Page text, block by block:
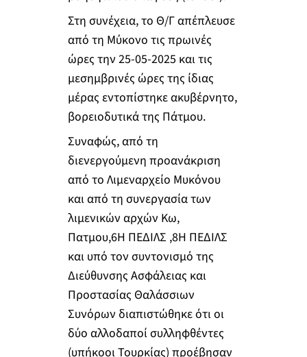
Στη συνέχεια, το Θ/Γ απέπλευσε
από τη Μύκονο τις πρωινές
ώρες την 25-05-2025 και τις
μεσημβρινές ώρες της ίδιας
μέρας εντοπίστηκε ακυβέρνητο,
βορειοδυτικά της Πάτμου.
Συναφώς, από τη
διενεργούμενη προανάκριση
από το Λιμεναρχείο Μυκόνου
και από τη συνεργασία των
λιμενικών αρχών Κω,
Πατμου,6Η ΠΕΔΙΛΣ ,8Η ΠΕΔΙΛΣ
και υπό τον συντονισμό της
Διεύθυνσης Ασφάλειας και
Προστασίας Θαλάσσιων
Συνόρων διαπιστώθηκε ότι οι
δύο αλλοδαποί συλληφθέντες
(υπήκοοι Τουρκίας) προέβησαν